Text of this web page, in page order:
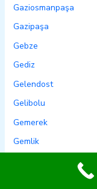
Gaziosmanpaşa
Gazipaşa
Gebze
Gediz
Gelendost
Gelibolu
Gemerek
Gemlik